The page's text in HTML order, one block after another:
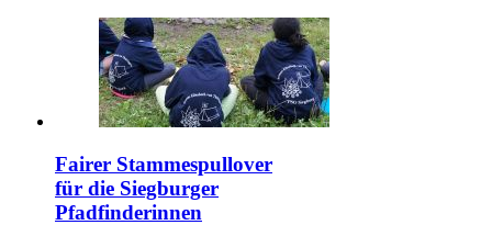
Fairer Stammespullover
für die Siegburger
Pfadfinderinnen